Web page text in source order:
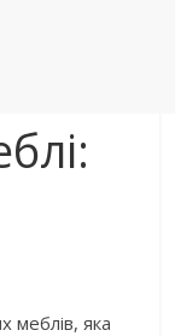
меблів, яка